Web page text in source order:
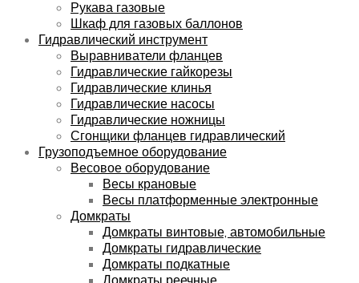
Рукава газовые
Шкаф для газовых баллонов
Гидравлический инструмент
Выравниватели фланцев
Гидравлические гайкорезы
Гидравлические клинья
Гидравлические насосы
Гидравлические ножницы
Сгонщики фланцев гидравлический
Грузоподъемное оборудование
Весовое оборудование
Весы крановые
Весы платформенные электронные
Домкраты
Домкраты винтовые, автомобильные
Домкраты гидравлические
Домкраты подкатные
Домкраты реечные